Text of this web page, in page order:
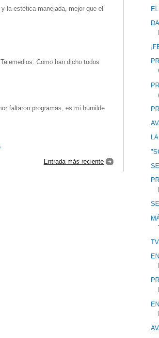
la estética manejada, mejor que el
Como han dicho todos
faltaron programas, es mi humilde
Entrada más reciente